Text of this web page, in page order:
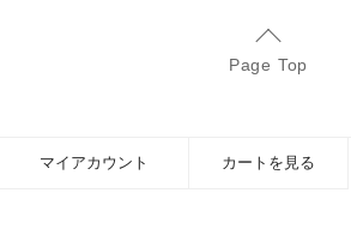
Page Top
マイアカウント カートを見る